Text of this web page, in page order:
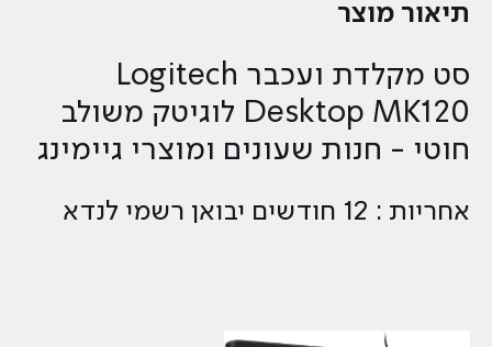
תיאור מוצר
סט ‏מקלדת ועכבר Logitech
Desktop MK120 לוגיטק משולב
חוטי - חנות שעונים ומוצרי גיימינג
אחריות : 12 חודשים יבואן רשמי לנדא